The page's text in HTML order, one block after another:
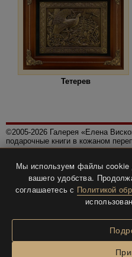
Тетерев
©2005-2026 Галерея «Елена
подарочные книги в кожаном
Политика конфиденциальности
Все права защищены.
Разработка и дизайнBTV-info.
Мы используем файлы cookie
вашего удобства.
соглашаетесь с Политикой